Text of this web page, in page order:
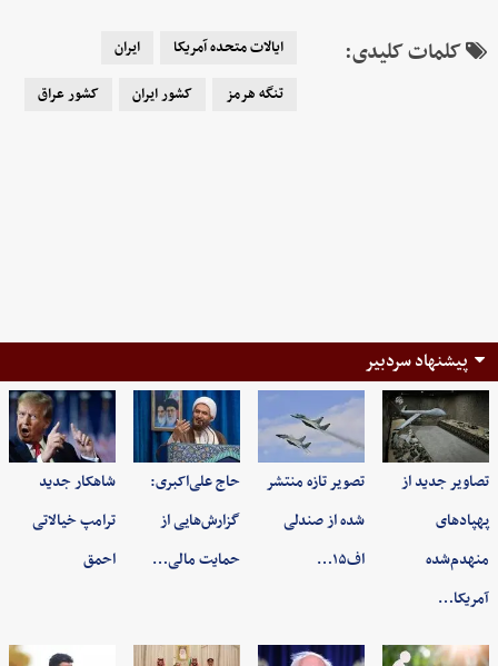
کلمات کلیدی: ایالات متحده آمریکا
ایران
تنگه هرمز
کشور ایران کشور عراق
پیشنهاد سردبیر
تصاویر جدید از
پهپادهای
منهدم‌شده
آمریکا…
تصویر تازه منتشر
شده از صندلی
اف۱۵…
حاج علی‌اکبری:
گزارش‌هایی از
حمایت مالی…
شاهکار جدید
ترامپ خیالاتی
احمق